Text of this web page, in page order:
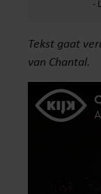
Tekst gaat
van Chantal.